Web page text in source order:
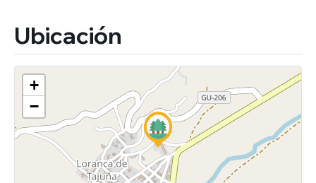
Ubicación
+
−